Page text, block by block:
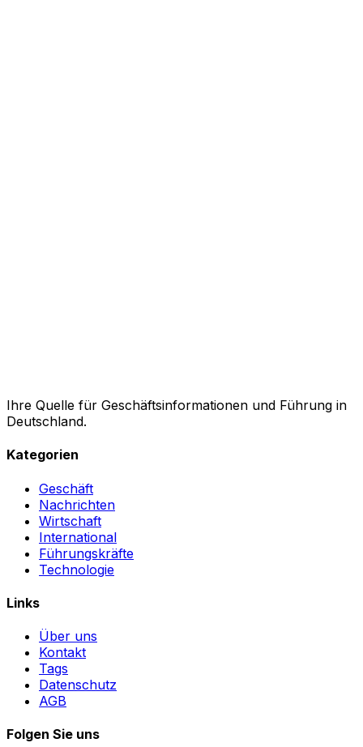
Ihre Quelle für Geschäftsinformationen und Führung in
Deutschland.
Kategorien
Geschäft
Nachrichten
Wirtschaft
International
Führungskräfte
Technologie
Links
Über uns
Kontakt
Tags
Datenschutz
AGB
Folgen Sie uns